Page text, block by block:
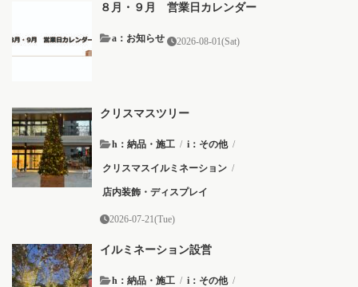
８月・９月 営業日カレンダー
a：お知らせ 2026-08-01(Sat)
クリスマスツリー
h：納品・施工 / i：その他 /
クリスマスイルミネーション /
店内装飾・ディスプレイ
2026-07-21(Tue)
イルミネーション設営
h：納品・施工 / i：その他 /